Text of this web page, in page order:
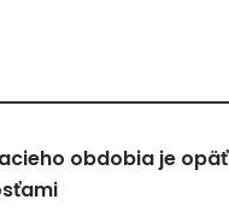
obdobia je opäť